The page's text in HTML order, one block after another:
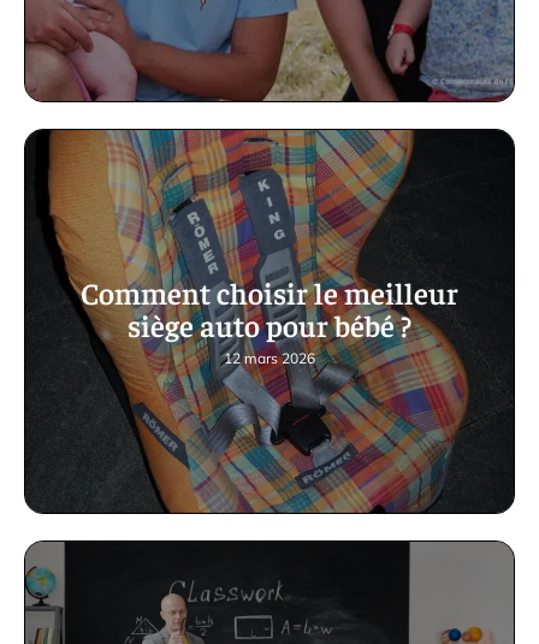
Comment choisir le meilleur
siège auto pour bébé ?
12 mars 2026